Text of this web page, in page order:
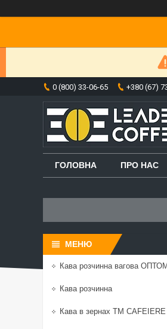
0 (800) 33-06-65 +380 (67)
ГОЛОВНА ПРО НАС
Кава розчинна вагова ОПТОМ
Кава розчинна
Кава в зернах TM CAFEIERE